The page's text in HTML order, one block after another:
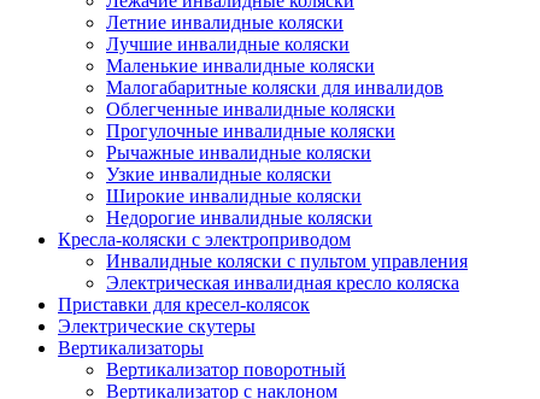
Летние инвалидные коляски
Лучшие инвалидные коляски
Маленькие инвалидные коляски
Малогабаритные коляски для инвалидов
Облегченные инвалидные коляски
Прогулочные инвалидные коляски
Рычажные инвалидные коляски
Узкие инвалидные коляски
Широкие инвалидные коляски
Недорогие инвалидные коляски
Кресла-коляски с электроприводом
Инвалидные коляски с пультом управления
Электрическая инвалидная кресло коляска
Приставки для кресел-колясок
Электрические скутеры
Вертикализаторы
Вертикализатор поворотный
Вертикализатор с наклоном